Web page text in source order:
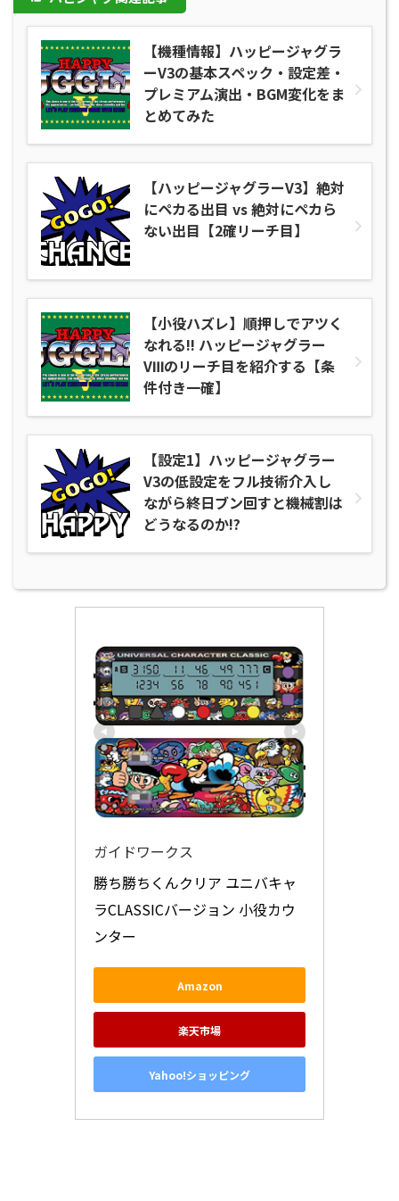
【機種情報】ハッピージャグラ
ーV3の基本スペック・設定差・
プレミアム演出・BGM変化をま
とめてみた
【ハッピージャグラーV3】絶対
にペカる出目 vs 絶対にペカら
ない出目【2確リーチ目】
【小役ハズレ】順押しでアツく
なれる!! ハッピージャグラー
VⅢのリーチ目を紹介する【条
件付き一確】
【設定1】ハッピージャグラー
V3の低設定をフル技術介入し
ながら終日ブン回すと機械割は
どうなるのか!?
ガイドワークス
勝ち勝ちくんクリア ユニバキャ
ラCLASSICバージョン 小役カウ
ンター
Amazon
楽天市場
Yahoo!ショッピング